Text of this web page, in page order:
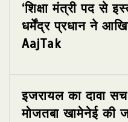
‘शिक्षा मंत्री पद से
धर्मेंद्र प्रधान ने
AajTak
इजरायल का दावा
मोजतबा खामेनेई की